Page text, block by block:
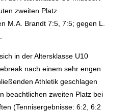
zweiten Platz
M.A. Brandt 7:5, 7:5; gegen L.
in der Altersklasse U10
nach einem sehr engen
Athletik geschlagen
beachtlichen zweiten Platz bei
(Tennisergebnisse: 6:2, 6:2